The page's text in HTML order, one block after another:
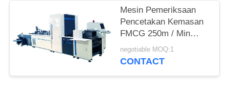
Mesin Pemeriksaan
Pencetakan Kemasan
FMCG 250m / Min
Untuk Melipat Karton
negotiable MOQ:1
CONTACT